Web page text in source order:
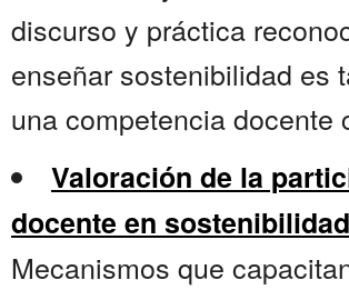
discurso y práctica
enseñar sostenibilidad es
una competencia docente
Valoración de la
docente en sostenibilidad
Mecanismos que